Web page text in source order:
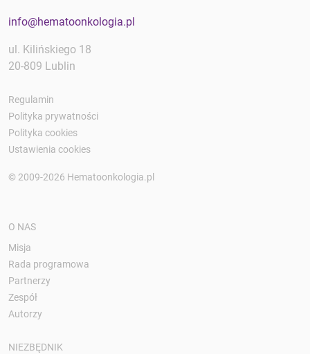
info@hematoonkologia.pl
ul. Kilińskiego 18
20-809 Lublin
Regulamin
Polityka prywatności
Polityka cookies
Ustawienia cookies
© 2009-2026 Hematoonkologia.pl
O NAS
Misja
Rada programowa
Partnerzy
Zespół
Autorzy
NIEZBĘDNIK